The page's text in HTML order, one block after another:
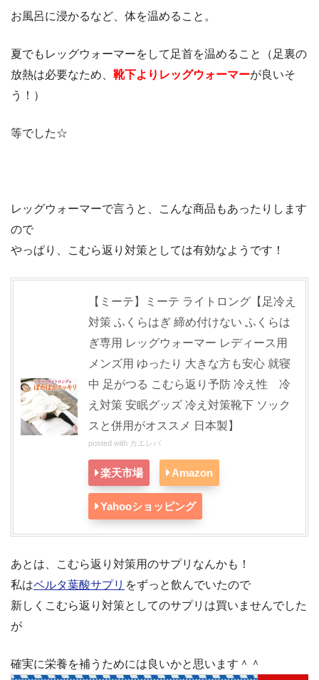
お風呂に浸かるなど、体を温めること。
夏でもレッグウォーマーをして足首を温めること（足裏の
放熱は必要なため、 靴下よりレッグウォーマーが良いそ
う！）
等でした☆
レッグウォーマーで言うと、こんな商品もあったりします
ので
やっぱり、こむら返り対策としては有効なようです！
【ミーテ】ミーテ ライトロング【足冷え
対策 ふくらはぎ 締め付けない ふくらは
ぎ専用 レッグウォーマー レディース用
メンズ用 ゆったり 大きな方も安心 就寝
中 足がつる こむら返り予防 冷え性 冷
え対策 安眠グッズ 冷え対策靴下 ソック
スと併用がオススメ 日本製】
posted with カエレバ
楽天市場 Amazon
Yahooショッピング
あとは、こむら返り対策用のサプリなんかも！
私はベルタ葉酸サプリ をずっと飲んでいたので
新しくこむら返り対策としてのサプリは買いませんでした
が
確実に栄養を補うためには良いかと思います＾＾